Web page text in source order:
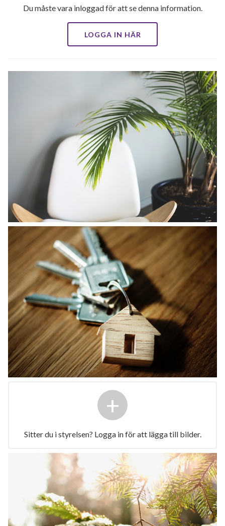
Du måste vara inloggad för att se denna information.
LOGGA IN HÄR
+
Sitter du i styrelsen? Logga in för att lägga till bilder.